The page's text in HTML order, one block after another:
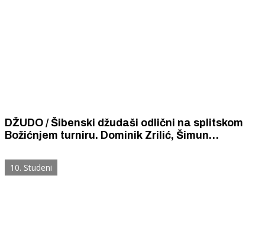
DŽUDO / Šibenski džudaši odlični na splitskom
Božićnjem turniru. Dominik Zrilić, Šimun
10. Studeni